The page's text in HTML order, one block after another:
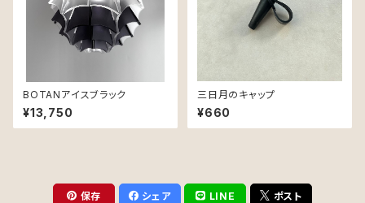
BOTANアイスブラック
¥13,750
三日月のキャップ
¥660
保存 シェア LINE ポスト